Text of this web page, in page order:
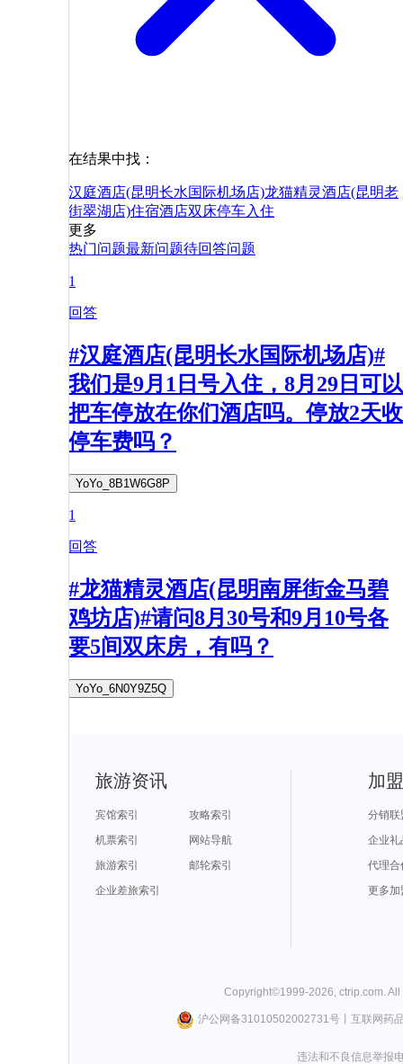
在结果中找：
汉庭酒店(昆明长水国际机场店)龙猫精灵酒店(昆明老
街翠湖店)住宿酒店双床停车入住
更多
热门问题最新问题待回答问题
1
回答
#汉庭酒店(昆明长水国际机场店)#
我们是9月1日号入住，8月29日可以
把车停放在你们酒店吗。停放2天收
停车费吗？
YoYo_8B1W6G8P
1
回答
#龙猫精灵酒店(昆明南屏街金马碧
鸡坊店)#请问8月30号和9月10号各
要5间双床房，有吗？
YoYo_6N0Y9Z5Q
旅游资讯
宾馆索引
攻略索引
机票索引
网站导航
旅游索引
邮轮索引
企业差旅索引
加
分销联
企业礼
代理合
更多加
Copyright©1999-2026 ctrip.com .
沪公网备31010502002731号丨 互联网药
违法和不良信息举报